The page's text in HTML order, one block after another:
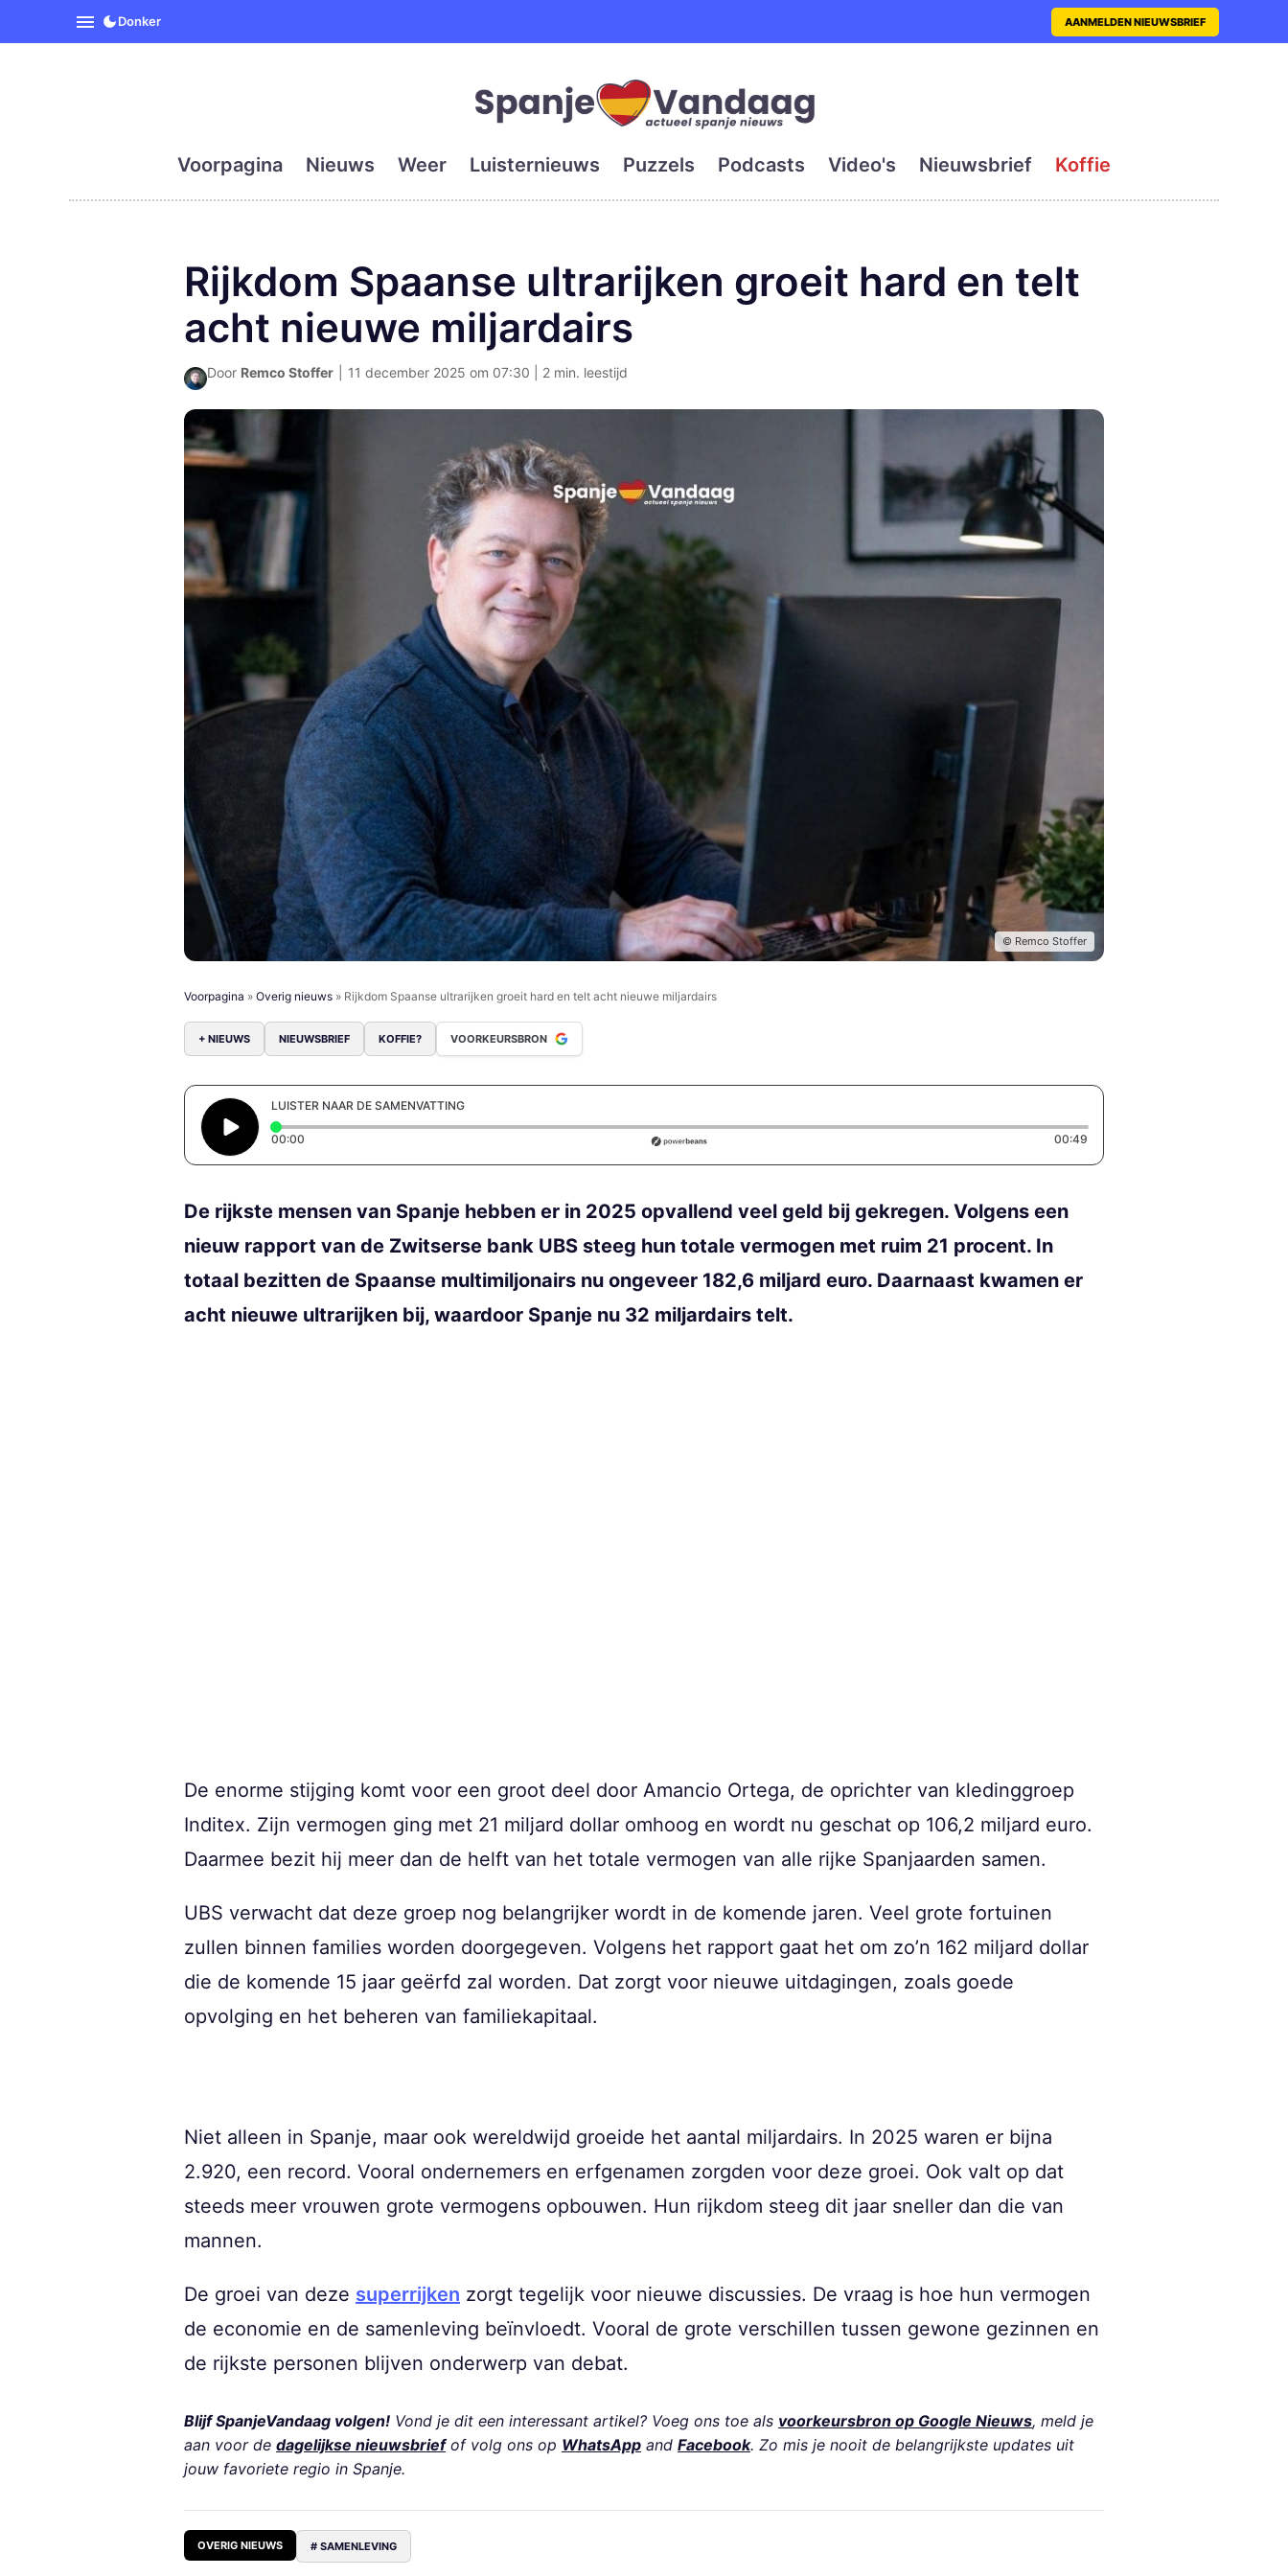
SpanjeVandaag is de eerste en grootste digitale krant met actueel en
Donker AANMELDEN NIEUWSBRIEF
Voorpagina Nieuws Weer Luisternieuws Puzzels Podcasts Video's Nieuwsbrief Koffie
Rijkdom Spaanse ultrarijken groeit hard en telt
acht nieuwe miljardairs
Door Remco Stoffer 11 december 2025 om 07:30 | 2 min. leestijd
© Remco Stoffer
Voorpagina » Overig nieuws » Rijkdom Spaanse ultrarijken groeit hard en telt acht nieuwe miljardairs
+ NIEUWS NIEUWSBRIEF KOFFIE? VOORKEURSBRON
LUISTER NAAR DE SAMENVATTING
00:00 00:49
De rijkste mensen van Spanje hebben er in 2025 opvallend veel geld bij gekregen. Volgens een
nieuw rapport van de Zwitserse bank UBS steeg hun totale vermogen met ruim 21 procent. In
totaal bezitten de Spaanse multimiljonairs nu ongeveer 182,6 miljard euro. Daarnaast kwamen er
acht nieuwe ultrarijken bij, waardoor Spanje nu 32 miljardairs telt.
De enorme stijging komt voor een groot deel door Amancio Ortega, de oprichter van kledinggroep
Inditex. Zijn vermogen ging met 21 miljard dollar omhoog en wordt nu geschat op 106,2 miljard euro.
Daarmee bezit hij meer dan de helft van het totale vermogen van alle rijke Spanjaarden samen.
UBS verwacht dat deze groep nog belangrijker wordt in de komende jaren. Veel grote fortuinen
zullen binnen families worden doorgegeven. Volgens het rapport gaat het om zo’n 162 miljard dollar
die de komende 15 jaar geërfd zal worden. Dat zorgt voor nieuwe uitdagingen, zoals goede
opvolging en het beheren van familiekapitaal.
Niet alleen in Spanje, maar ook wereldwijd groeide het aantal miljardairs. In 2025 waren er bijna
2.920, een record. Vooral ondernemers en erfgenamen zorgden voor deze groei. Ook valt op dat
steeds meer vrouwen grote vermogens opbouwen. Hun rijkdom steeg dit jaar sneller dan die van
mannen.
De groei van deze superrijken zorgt tegelijk voor nieuwe discussies. De vraag is hoe hun vermogen
de economie en de samenleving beïnvloedt. Vooral de grote verschillen tussen gewone gezinnen en
de rijkste personen blijven onderwerp van debat.
Blijf SpanjeVandaag volgen! Vond je dit een interessant artikel? Voeg ons toe als voorkeursbron op Google Nieuws, meld je
aan voor de dagelijkse nieuwsbriefof volg ons op WhatsApp and Facebook. Zo mis je nooit de belangrijkste updates uit
jouw favoriete regio in Spanje.
OVERIG NIEUWS # SAMENLEVING